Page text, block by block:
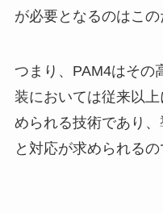
が必要となるのはこの
つまり、PAM4はその
装においては従来以
められる技術であり
と対応が求められるの